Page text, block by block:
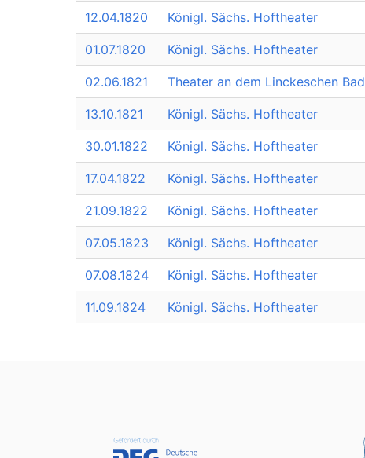
12.04.1820 Königl. Sächs. Hoftheater
01.07.1820 Königl. Sächs. Hoftheater
02.06.1821 Theater an dem Linckeschen Bad
13.10.1821 Königl. Sächs. Hoftheater
30.01.1822 Königl. Sächs. Hoftheater
17.04.1822 Königl. Sächs. Hoftheater
21.09.1822 Königl. Sächs. Hoftheater
07.05.1823 Königl. Sächs. Hoftheater
07.08.1824 Königl. Sächs. Hoftheater
11.09.1824 Königl. Sächs. Hoftheater